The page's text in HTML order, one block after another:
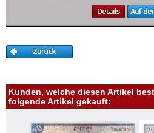
Kunden, welche diesen Artikel
folgende Artikel gekauft: